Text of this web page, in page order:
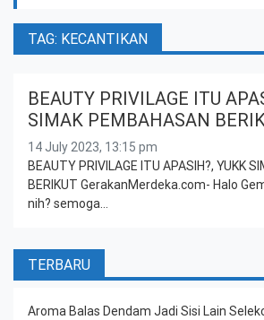
TAG: KECANTIKAN
BEAUTY PRIVILAGE ITU
SIMAK PEMBAHASAN
14 July 2023, 13:15 pm
BEAUTY PRIVILAGE ITU APASIH?, YUKK
BERIKUT GerakanMerdeka.com- Halo
nih? semoga…
TERBARU
Aroma Balas Dendam Jadi Sisi Lain